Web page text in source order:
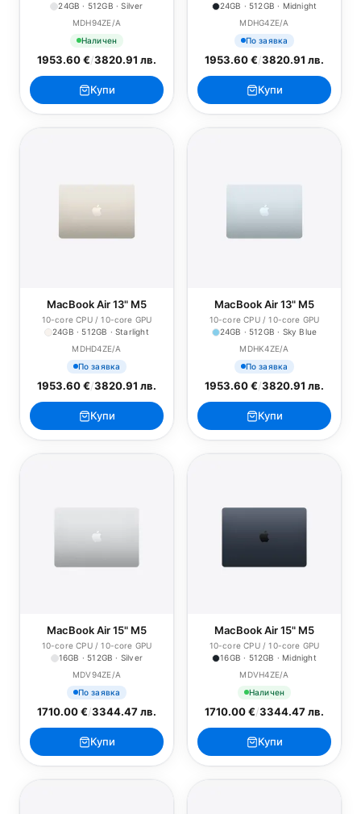
24GB · 512GB · Silver
MDH94ZE/A
Наличен
1953.60 €/3820.91 лв.
Купи
24GB · 512GB · Midnight
MDHG4ZE/A
По заявка
1953.60 €/3820.91 лв.
Купи
MacBook Air 13" M5
10-core CPU / 10-core GPU
24GB · 512GB · Starlight
MDHD4ZE/A
По заявка
1953.60 €/3820.91 лв.
Купи
MacBook Air 13" M5
10-core CPU / 10-core GPU
24GB · 512GB · Sky Blue
MDHK4ZE/A
По заявка
1953.60 €/3820.91 лв.
Купи
MacBook Air 15" M5
10-core CPU / 10-core GPU
16GB · 512GB · Silver
MDV94ZE/A
По заявка
1710.00 €/3344.47 лв.
Купи
MacBook Air 15" M5
10-core CPU / 10-core GPU
16GB · 512GB · Midnight
MDVH4ZE/A
Наличен
1710.00 €/3344.47 лв.
Купи